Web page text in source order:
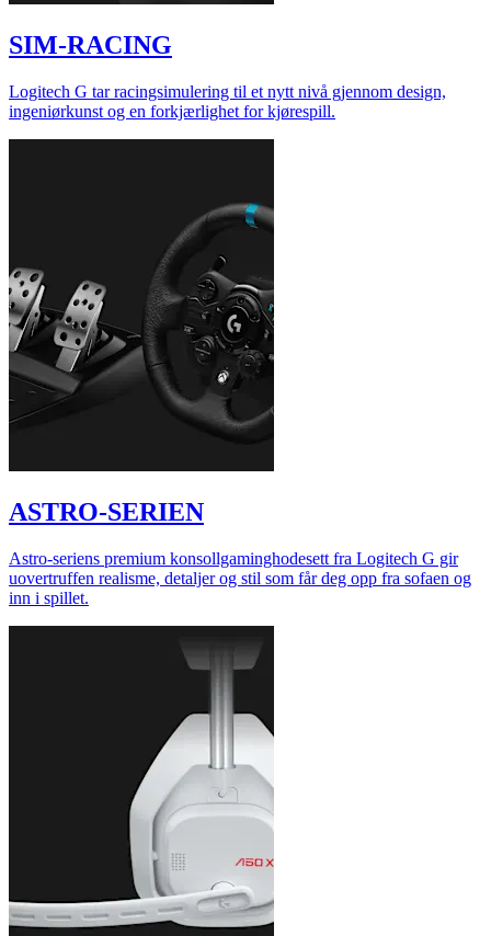
SIM-RACING
Logitech G tar racingsimulering til et nytt nivå gjennom design,
ingeniørkunst og en forkjærlighet for kjørespill.
ASTRO-SERIEN
Astro-seriens premium konsollgaminghodesett fra Logitech G gir
uovertruffen realisme, detaljer og stil som får deg opp fra sofaen og
inn i spillet.